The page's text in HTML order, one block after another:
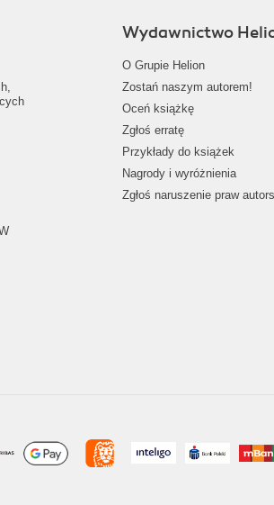
Wydawnictwo
O Grupie Helion
Zostań naszym autorem!
Oceń książkę
Zgłoś erratę
Przykłady do książek
Nagrody i wyróżnienia
Zgłoś naruszenie praw